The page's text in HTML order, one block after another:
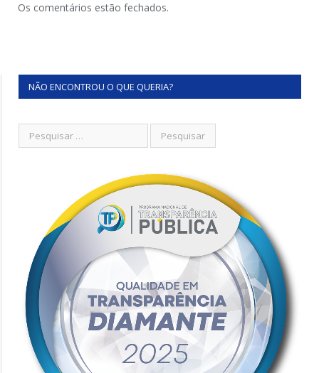
Os comentários estão fechados.
NÃO ENCONTROU O QUE QUERIA?